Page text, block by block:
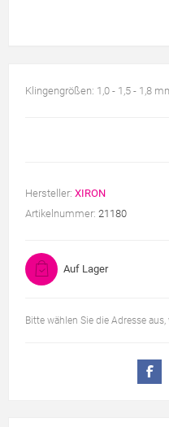
Klingengrößen: 1,0 - 1,5 - 1,8
Hersteller: XIRON
Artikelnummer: 21180
Auf Lager
Bitte wählen Sie die Adresse